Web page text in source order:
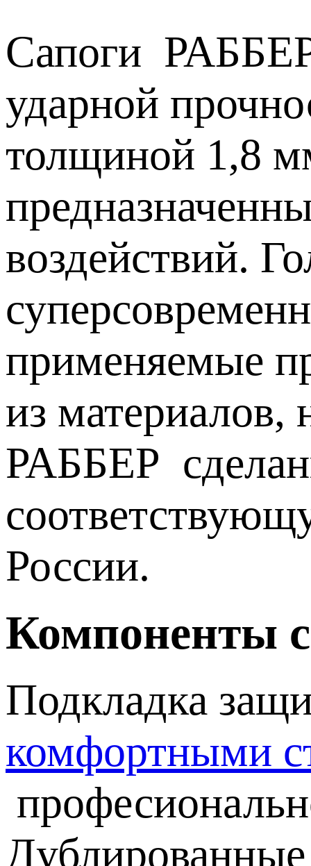
Сапоги
ударной
толщиной 1,8
воздействий.
применяемые
из
РАББЕР
России.
Компоненты
Подкладка
комфортными